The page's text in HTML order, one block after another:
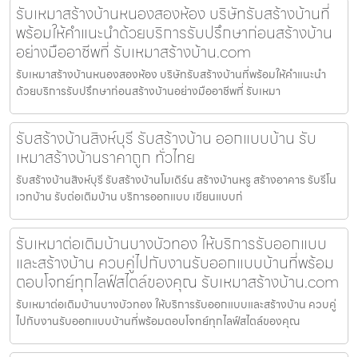
รับเหมาสร้างบ้านหนองสองห้อง บริษัทรับสร้างบ้านที่
พร้อมให้คำแนะนำด้วยบริการรับปรึกษาก่อนสร้างบ้าน
อย่างมืออาชีพที่ รับเหมาสร้างบ้าน.com
รับเหมาสร้างบ้านหนองสองห้อง บริษัทรับสร้างบ้านที่พร้อมให้คำแนะนำ
ด้วยบริการรับปรึกษาก่อนสร้างบ้านอย่างมืออาชีพที่ รับเหมา
รับสร้างบ้านสิงห์บุรี รับสร้างบ้าน ออกแบบบ้าน รับ
เหมาสร้างบ้านราคาถูก ทั่วไทย
รับสร้างบ้านสิงห์บุรี รับสร้างบ้านโมเดิร์น สร้างบ้านหรู สร้างอาคาร รับรีโน
เวทบ้าน รับต่อเติมบ้าน บริการออกแบบ เขียนแบบก่
รับเหมาต่อเติมบ้านบางบัวทอง ให้บริการรับออกแบบ
และสร้างบ้าน ควบคู่ไปกับงานรับออกแบบบ้านที่พร้อม
ตอบโจทย์ทุกไลฟ์สไตล์ของคุณ รับเหมาสร้างบ้าน.com
รับเหมาต่อเติมบ้านบางบัวทอง ให้บริการรับออกแบบและสร้างบ้าน ควบคู่
ไปกับงานรับออกแบบบ้านที่พร้อมตอบโจทย์ทุกไลฟ์สไตล์ของคุณ